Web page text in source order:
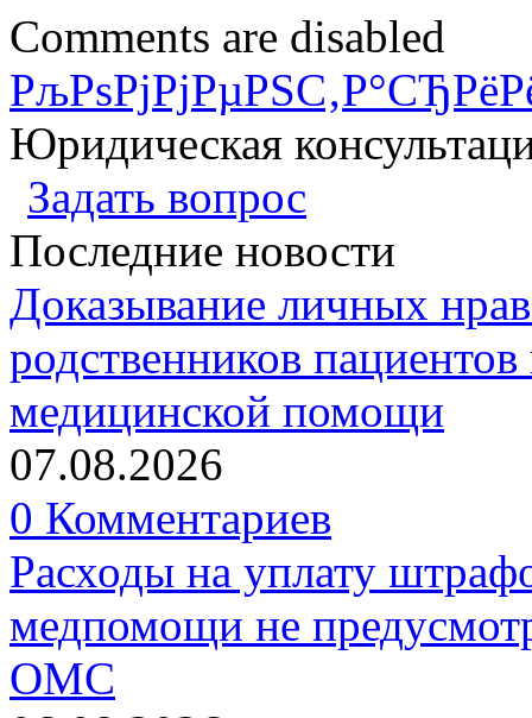
Comments are disabled
Юридическая
Задать вопрос
Последние новости
Доказывание личных
родственников
медицинской помощи
07.08.2026
0 Комментариев
Расходы на уплату
медпомощи не
ОМС